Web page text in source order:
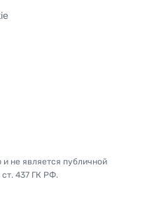
не является публичной
437 ГК РФ.